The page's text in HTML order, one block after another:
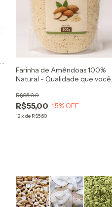
Farinha de Amêndoas 100%
Natural - Qualidade que você
R$55,00
R$65,00
15% OFF
12xde R$5,60